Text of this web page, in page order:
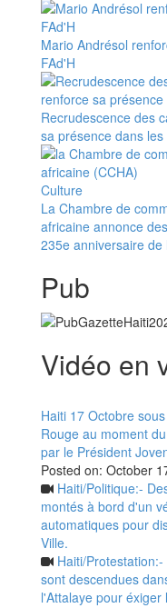
Mario Andrésol
FAd'H
Recrudescence des
sa présence dans les
Culture
La Chambre de
africaine annonce
235e anniversaire
Pub
Vidéo en
Haiti 17 Octobre
Rouge au moment
par le Président
Posted on: October
Haiti/Politique:-
montés à bord d'un
automatiques pour
Ville.
Haiti/
sont descendues
l'Attalaye pour